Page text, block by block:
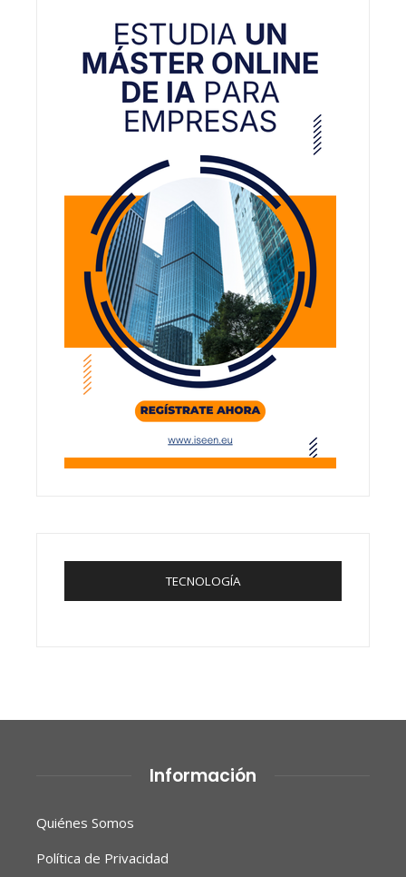
TECNOLOGÍA
Información
Quiénes Somos
Política de Privacidad